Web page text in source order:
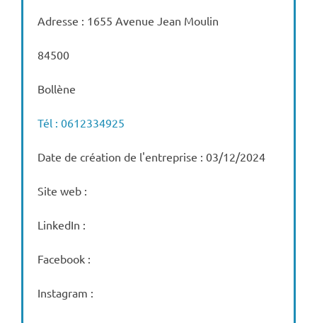
Adresse : 1655 Avenue Jean Moulin
84500
Bollène
Tél : 0612334925
Date de création de l'entreprise : 03/12/2024
Site web :
LinkedIn :
Facebook :
Instagram :